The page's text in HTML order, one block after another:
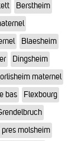
Berstheim
Blaesheim
Dingsheim
maternel
bas
Flexbourg
molsheim